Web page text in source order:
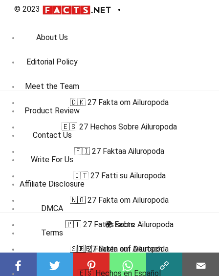
© 2023
About Us
Editorial Policy
Meet the Team
Product Review
Contact Us
Write For Us
Affiliate Disclosure
DMCA
Terms
🇩🇰 27 Fakta om Ailuropoda
🇪🇸 27 Hechos Sobre Ailuropoda
🇫🇮 27 Faktaa Ailuropoda
🇮🇹 27 Fatti su Ailuropoda
🇳🇴 27 Fakta om Ailuropoda
🇵🇹 27 Fatos sobre Ailuropoda
🇸🇪 27 Fakta om Ailuropoda
🌍 Facts
🇩🇪 Fakten auf Deutsch
🇪🇸 Hechos en Español